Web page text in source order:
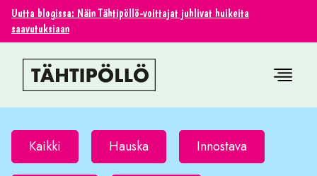
Uutta blogissa: Näin Tähtipöllö-voittajat juhlivat huikeita
saavutuksiaan
Kaikki Hauska Innostava